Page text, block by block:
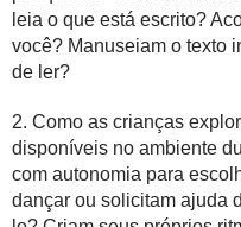
leia o que está escrito?
você? Manuseiam o texto
de ler?
2. Como as crianças
disponíveis no ambiente
com autonomia para
dançar ou solicitam ajuda